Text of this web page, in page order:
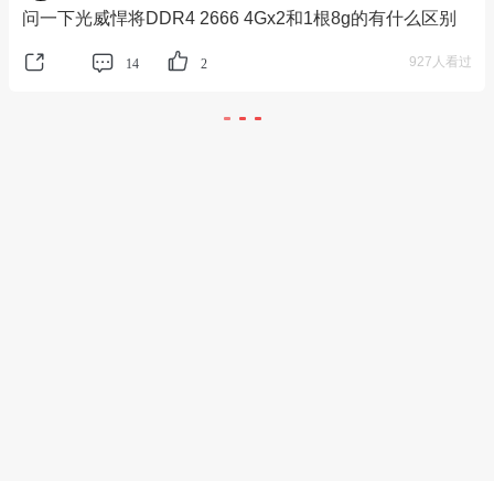
问一下光威悍将DDR4 2666 4Gx2和1根8g的有什么区别
14 2 927人看过